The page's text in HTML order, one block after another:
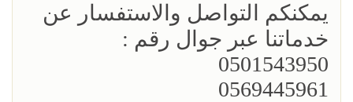
يمكنكم التواصل والاستفسار عن
خدماتنا عبر جوال رقم :
0501543950
0569445961